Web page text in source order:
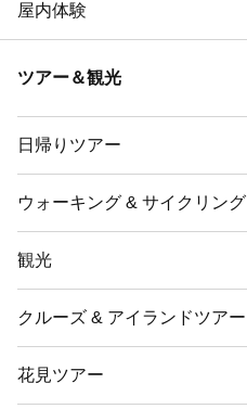
屋内体験
ツアー＆観光
日帰りツアー
ウォーキング & サイクリング
観光
クルーズ & アイランドツアー
花見ツアー